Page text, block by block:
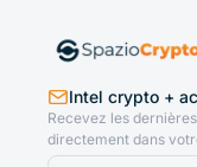
Intel crypto +
Recevez les
directement dans